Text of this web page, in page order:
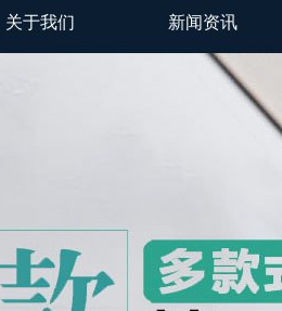
关于我们 新闻资讯